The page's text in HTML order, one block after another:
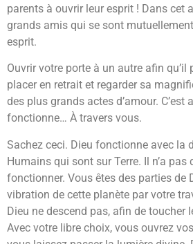
parents à ouvrir leur esprit ! Dans cet
grands amis qui se sont
esprit.
Ouvrir votre porte à un autre afin qu’il
placer en retrait et regarder sa
des plus grands actes d’amour. C’est
fonctionne… À travers vous.
Sachez ceci. Dieu fonctionne avec la
Humains qui sont sur Terre. Il n’a pas
fonctionner. Vous êtes des parties de
vibration de cette planète par votre
Dieu ne descend pas, afin de toucher
Avec votre libre choix, vous ouvrez